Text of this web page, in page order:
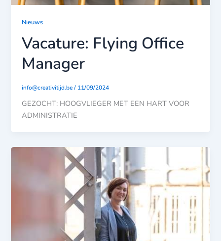
Nieuws
Vacature: Flying Office
Manager
info@creativitijd.be/ 11/09/2024
GEZOCHT: HOOGVLIEGER MET EEN HART VOOR
ADMINISTRATIE